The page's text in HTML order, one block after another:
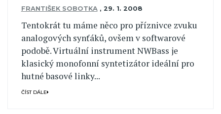
FRANTIŠEK SOBOTKA , 29. 1. 2008
Tentokrát tu máme něco pro příznivce zvuku
analogových synťáků, ovšem v softwarové
podobě. Virtuální instrument NWBass je
klasický monofonní syntetizátor ideální pro
hutné basové linky...
ČÍST DÁLE